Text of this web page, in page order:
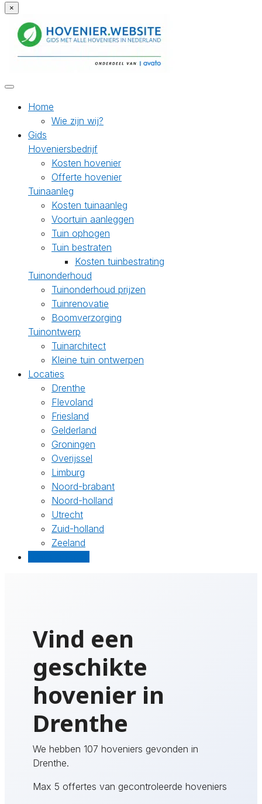
×
Home
Wie zijn wij?
Gids
Hoveniersbedrijf
Kosten hovenier
Offerte hovenier
Tuinaanleg
Kosten tuinaanleg
Voortuin aanleggen
Tuin ophogen
Tuin bestraten
Kosten tuinbestrating
Tuinonderhoud
Tuinonderhoud prijzen
Tuinrenovatie
Boomverzorging
Tuinontwerp
Tuinarchitect
Kleine tuin ontwerpen
Locaties
Drenthe
Flevoland
Friesland
Gelderland
Groningen
Overijssel
Limburg
Noord-brabant
Noord-holland
Utrecht
Zuid-holland
Zeeland
Vind een
geschikte
hovenier in
Drenthe
We hebben 107 hoveniers gevonden in
Drenthe.
Max 5 offertes van gecontroleerde hoveniers